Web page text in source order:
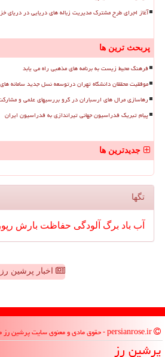
آغاز اجرای طرح مشترک مدیریت زباله های دریایی در دریای
پربحث ترین ها
فرهنگ محیط زیست به برنامه های مذهبی راه می یابد
موفقیت محققان دانشگاه تهران درتوسعه نسل جدید سامانه
رهاسازی مرال های ارسباران در گرو بررسیهای علمی و
پیام تبریک فدراسیون جهانی تیراندازی به فدراسیون ایران
جدیدترین ها
تگها
آب باد برگ آلودگی حفاظت بارش
اخبار پرشین رز
پرشین رز